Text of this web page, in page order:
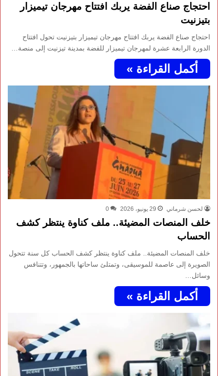
احتجاج صناع الفضة يربك افتتاح مهرجان تيميزار
بتيزنيت
احتجاج صناع الفضة يربك افتتاح مهرجان تيميزار بتيزنيت تحول افتتاح
الدورة الرابعة عشرة لمهرجان تيميزار للفضة بمدينة تيزنيت إلى منصة…
أكمل القراءة »
لحسن شرماني 29 يونيو، 2026 0
خلف المنصات المضيئة.. ملف كناوة ينتظر كشف
الحساب
خلف المنصات المضيئة.. ملف كناوة ينتظر كشف الحساب كل سنة تتحول
الصويرة إلى عاصمة للموسيقى، وتمتلئ ساحاتها بالجمهور، وتتنافس
وسائل…
أكمل القراءة »